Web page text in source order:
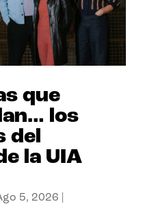
que
los
del
la UIA
5, 2026